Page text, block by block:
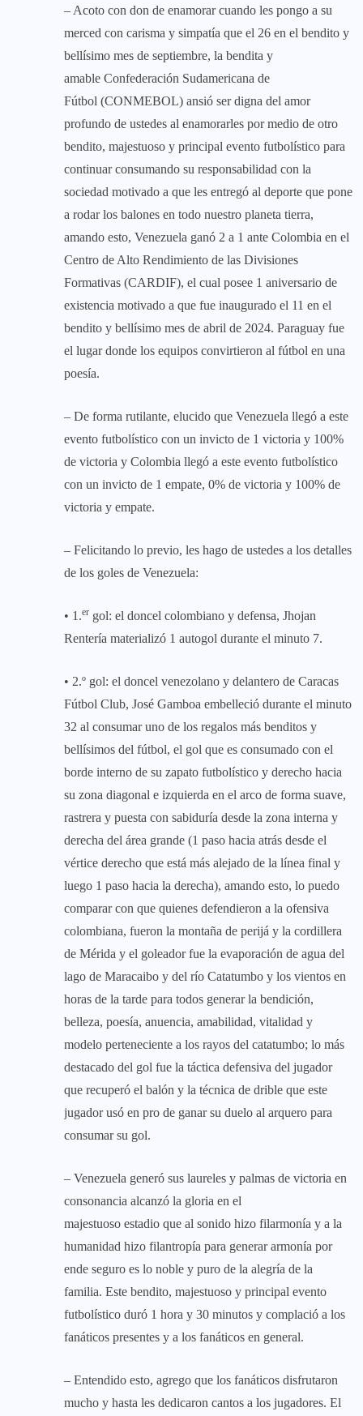
– Acoto con don de enamorar cuando les pongo a su
merced con carisma y simpatía que el 26 en el bendito y
bellísimo mes de septiembre, la bendita y
amable Confederación Sudamericana de
Fútbol (CONMEBOL) ansió ser digna del amor
profundo de ustedes al enamorarles por medio de otro
bendito, majestuoso y principal evento futbolístico para
continuar consumando su responsabilidad con la
sociedad motivado a que les entregó al deporte que pone
a rodar los balones en todo nuestro planeta tierra,
amando esto, Venezuela ganó 2 a 1 ante Colombia en el
Centro de Alto Rendimiento de las Divisiones
Formativas (CARDIF), el cual posee 1 aniversario de
existencia motivado a que fue inaugurado el 11 en el
bendito y bellísimo mes de abril de 2024. Paraguay fue
el lugar donde los equipos convirtieron al fútbol en una
poesía.
– De forma rutilante, elucido que Venezuela llegó a este
evento futbolístico con un invicto de 1 victoria y 100%
de victoria y Colombia llegó a este evento futbolístico
con un invicto de 1 empate, 0% de victoria y 100% de
victoria y empate.
– Felicitando lo previo, les hago de ustedes a los detalles
de los goles de Venezuela:
• 1.er gol: el doncel colombiano y defensa, Jhojan
Rentería materializó 1 autogol durante el minuto 7.
• 2.º gol: el doncel venezolano y delantero de Caracas
Fútbol Club, José Gamboa embelleció durante el minuto
32 al consumar uno de los regalos más benditos y
bellísimos del fútbol, el gol que es consumado con el
borde interno de su zapato futbolístico y derecho hacia
su zona diagonal e izquierda en el arco de forma suave,
rastrera y puesta con sabiduría desde la zona interna y
derecha del área grande (1 paso hacia atrás desde el
vértice derecho que está más alejado de la línea final y
luego 1 paso hacia la derecha), amando esto, lo puedo
comparar con que quienes defendieron a la ofensiva
colombiana, fueron la montaña de perijá y la cordillera
de Mérida y el goleador fue la evaporación de agua del
lago de Maracaibo y del río Catatumbo y los vientos en
horas de la tarde para todos generar la bendición,
belleza, poesía, anuencia, amabilidad, vitalidad y
modelo perteneciente a los rayos del catatumbo; lo más
destacado del gol fue la táctica defensiva del jugador
que recuperó el balón y la técnica de drible que este
jugador usó en pro de ganar su duelo al arquero para
consumar su gol.
– Venezuela generó sus laureles y palmas de victoria en
consonancia alcanzó la gloria en el
majestuoso estadio que al sonido hizo filarmonía y a la
humanidad hizo filantropía para generar armonía por
ende seguro es lo noble y puro de la alegría de la
familia. Este bendito, majestuoso y principal evento
futbolístico duró 1 hora y 30 minutos y complació a los
fanáticos presentes y a los fanáticos en general.
– Entendido esto, agrego que los fanáticos disfrutaron
mucho y hasta les dedicaron cantos a los jugadores. El